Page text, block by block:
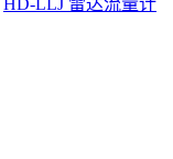
HD-LLJ 雷达流量计